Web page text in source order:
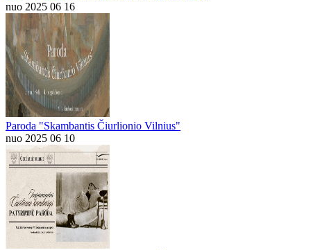
nuo 2025 06 16
Paroda "Skambantis Čiurlionio Vilnius"
nuo 2025 06 10